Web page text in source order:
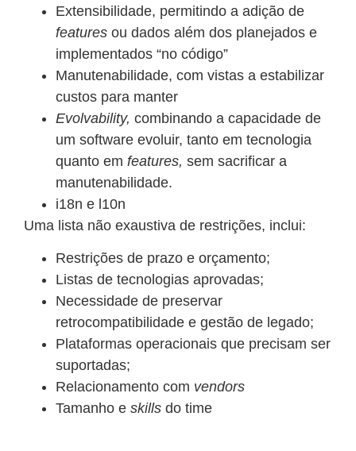
Extensibilidade, permitindo a adição de
features ou dados além dos planejados e
implementados “no código”
Manutenabilidade, com vistas a estabilizar
custos para manter
Evolvability, combinando a capacidade de
um software evoluir, tanto em tecnologia
quanto em features, sem sacrificar a
manutenabilidade.
i18n e l10n
Uma lista não exaustiva de restrições, inclui:
Restrições de prazo e orçamento;
Listas de tecnologias aprovadas;
Necessidade de preservar
retrocompatibilidade e gestão de legado;
Plataformas operacionais que precisam ser
suportadas;
Relacionamento com vendors
Tamanho e skills do time